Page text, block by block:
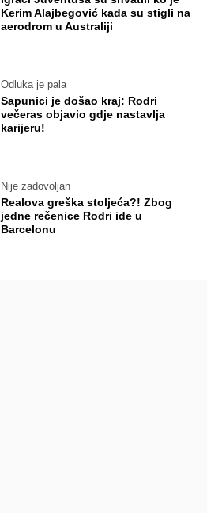
Kerim Alajbegović kada su stigli na
aerodrom u Australiji
Odluka je pala
Sapunici je došao kraj: Rodri
večeras objavio gdje nastavlja
karijeru!
Nije zadovoljan
Realova greška stoljeća?! Zbog
jedne rečenice Rodri ide u
Barcelonu